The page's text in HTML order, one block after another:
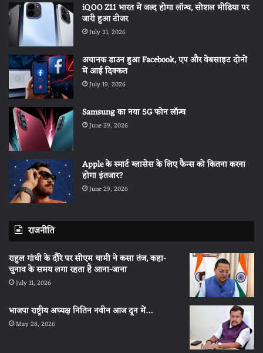
iQOO Z11 भारत में जल्द होगा लॉन्च, सोशल मीडिया पर
जारी हुआ टीजर
July 31, 2026
अचानक डाउन हुआ Facebook, एप और वेबसाइट दोनों
में आई दिक्कत
July 19, 2026
Samsung का नया 5G फोन लॉन्च
June 29, 2026
Apple के स्मार्ट ग्लासेस के लिए फैन्स को कितना करना
होगा इंतजार?
June 29, 2026
राजनीति
राहुल गांधी के दौरे पर सीएम धामी ने कसा तंज, कहा-
चुनाव के समय लगा रहता है आना-जाना
July 11, 2026
भाजपा राष्ट्रीय अध्यक्ष नितिन नवीन आज दून में…
May 28, 2026